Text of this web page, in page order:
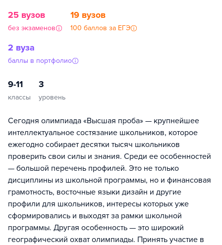
25 вузов
без экзаменов
19 вузов
100 баллов за ЕГЭ
2 вуза
баллы в портфолио
9-11
классы
3
уровень
Сегодня олимпиада «Высшая проба» — крупнейшее
интеллектуальное состязание школьников, которое
ежегодно собирает десятки тысяч школьников
проверить свои силы и знания. Среди ее особенностей
— большой перечень профилей. Это не только
дисциплины из школьной программы, но и финансовая
грамотность, восточные языки дизайн и другие
профили для школьников, интересы которых уже
сформировались и выходят за рамки школьной
программы. Другая особенность — это широкий
географический охват олимпиады. Принять участие в